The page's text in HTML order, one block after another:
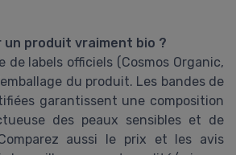
un produit vraiment bio ?
de labels officiels (Cosmos Organic,
du produit. Les bandes de
garantissent une composition
des peaux sensibles et de
aussi le prix et les avis